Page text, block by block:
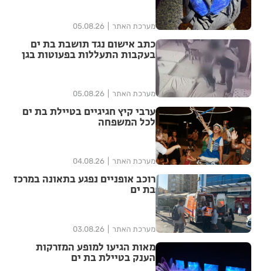
מערכת האתר 05.08.26
כתב אישום נגד תושבת בת ים
בעקבות התעללות בפעוטות בגן
מערכת האתר 05.08.26
ערבי קיץ חגיגיים בטיילת בת ים
לכל המשפחה
מערכת האתר 04.08.26
רוכב אופניים נפגע בתאונה במרכז
בת ים
מערכת האתר 03.08.26
מאות הגיעו למופע המזרקות
הענק בטיילת בת ים